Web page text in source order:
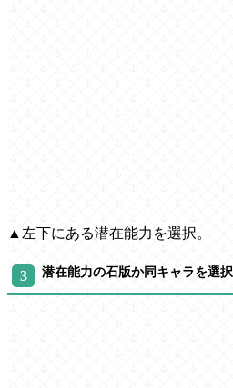
▲左下にある潜在能力を選択。
潜在能力の石版か同キャラを選択